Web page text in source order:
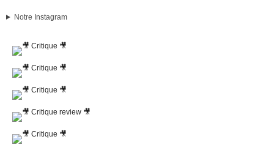
Notre Instagram